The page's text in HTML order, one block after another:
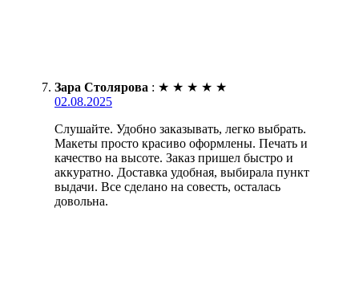
Зара Столярова : ★ ★ ★ ★ ★
02.08.2025
Слушайте. Удобно заказывать, легко выбрать.
Макеты просто красиво оформлены. Печать и
качество на высоте. Заказ пришел быстро и
аккуратно. Доставка удобная, выбирала пункт
выдачи. Все сделано на совесть, осталась
довольна.